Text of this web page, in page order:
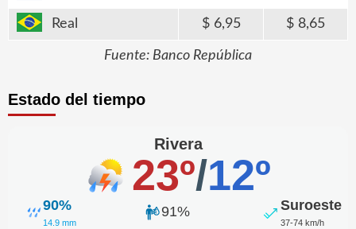
Real 6,95 8,65
Fuente: Banco República
Estado del tiempo
Rivera
23º/12º
90%
14.9 mm
91% Suroeste
37-74 km/h